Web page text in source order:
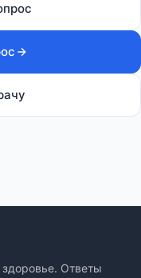
Ответы